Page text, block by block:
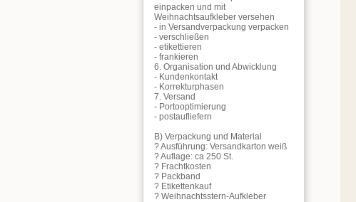
einpacken und mit
Weihnachtsaufkleber versehen
- in Versandverpackung verpacken
- verschließen
- etikettieren
- frankieren
6. Organisation und Abwicklung
- Kundenkontakt
- Korrekturphasen
7. Versand
- Portooptimierung
- postaufliefern
B) Verpackung und Material
? Ausführung: Versandkarton weiß
? Auflage: ca 250 St.
? Frachtkosten
? Packband
? Etikettenkauf
? Weihnachtsstern-Aufkleber